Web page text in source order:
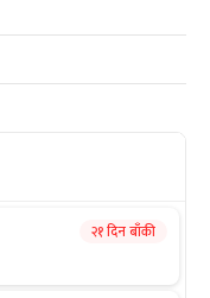
२१ दिन बाँकी